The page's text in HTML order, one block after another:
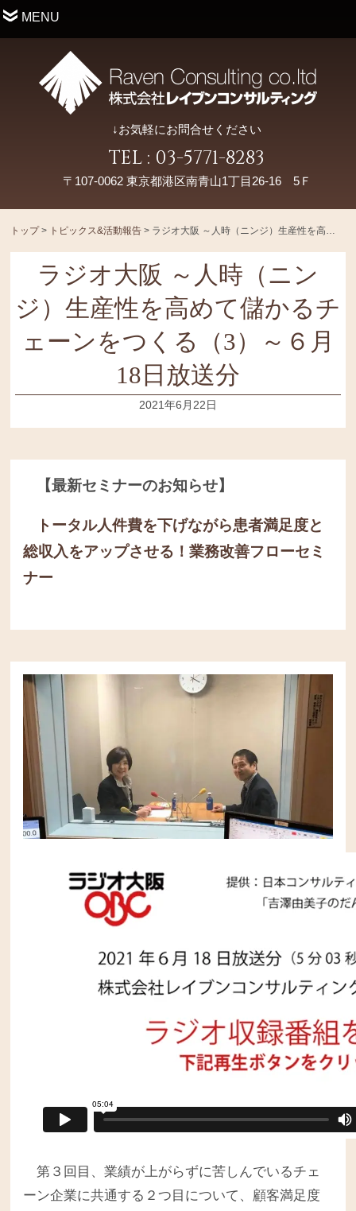
MENU
↓お気軽にお問合せください
TEL : 03-5771-8283
〒107-0062 東京都港区南青山1丁目26-16 5Ｆ
トップ> トピックス&活動報告 >
ラジオ大阪 ～人時（ニン
ジ）生産性を高めて儲かるチ
ェーンをつくる（3）～６月
18日放送分
2021年6月22日
【最新セミナーのお知らせ】
トータル人件費を下げながら患者満足度と
総収入をアップさせる！業務改善フローセミ
ナー
第３回目、業績が上がらずに苦しんでいるチェ
ーン企業に共通する２つ目について、顧客満足度